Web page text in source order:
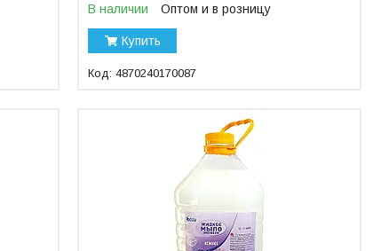
В наличии Оптом и в розницу
Купить
4870240170087